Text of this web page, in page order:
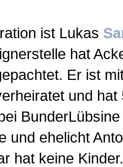
ist Lukas
hat
Er ist
und
und ehelicht
hat keine